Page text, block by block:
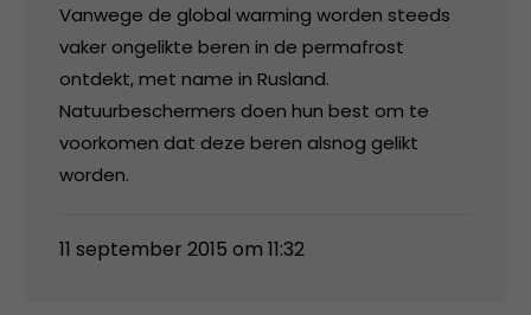
Vanwege de global warming worden steeds
vaker ongelikte beren in de permafrost
ontdekt, met name in Rusland.
Natuurbeschermers doen hun best om te
voorkomen dat deze beren alsnog gelikt
worden.
11 september 2015 om 11:32